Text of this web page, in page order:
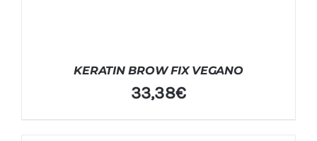
KERATIN BROW FIX VEGANO
33,38€